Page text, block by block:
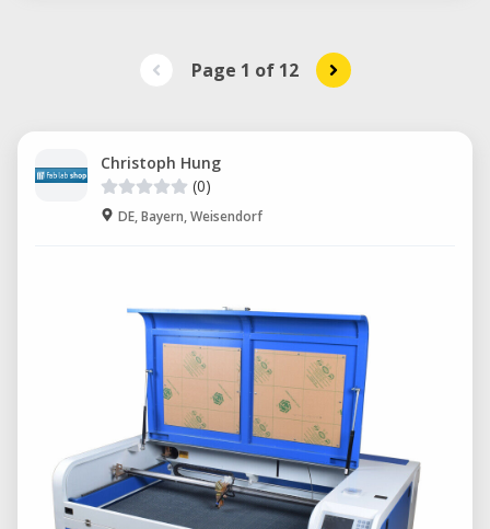
Page 1 of 12
Christoph Hung
(0)
DE, Bayern, Weisendorf